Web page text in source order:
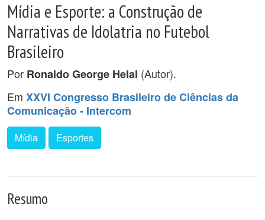
Mídia e Esporte: a Construção de
Narrativas de Idolatria no Futebol
Brasileiro
Por Ronaldo George Helal (Autor).
Em XXVI Congresso Brasileiro de Ciências da
Comunicação - Intercom
Mídia Esportes
Resumo